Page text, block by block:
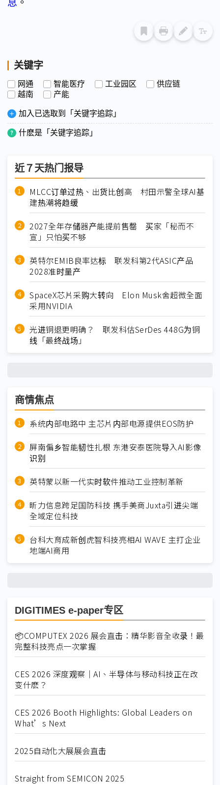
息 。
关键字
网通 智能医疗 工业园区
供应链
越南
产能
加入已选取到「关键字追踪」
什麽是「关键字追踪」
近７天热门报导
MLCC订单过热、出货比创高 村田示警全球AI基
建热潮将趋缓
2027全年存储器产能提前售罄 买家「秘而不
宣」只怕买不够
英特尔EMIB良率达标 联发科第2代ASIC产品
2028准时量产
SpaceX芯片采购大转向 Elon Musk舍超微全面
采用NVIDIA
光进铜退更明确？ 联发科估SerDes 448G为铜
线「最终战场」
商情焦点
系统内部电路中 主芯片内部电源提供EOS防护
屏南偏乡智能韧性扎根 东港安泰医院导入AI影像
识别
英特蒙以新一代实时软件推动工业控制革新
昕力信息跨足国防科技 携手美商Juxta引进尖端
全域定位科技
台科大育成新创虎智科技亮相AI WAVE 主打企业
地端AI商用
DIGITIMES e-paper专区
📦COMPUTEX 2026 展会直击：精华影音全收录！最
完整科技亮点一次掌握
CES 2026 深度观察｜AI、半导体与移动科技正在改
变什麽？
CES 2026 Booth Highlights: Global Leaders on
What’s Next
2025自动化大展展会直击
Straight from SEMICON 2025